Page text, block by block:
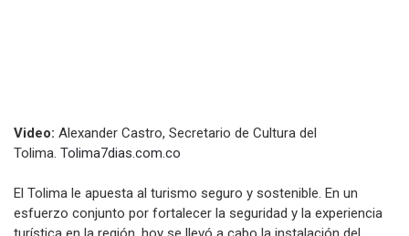
Video: Alexander Castro, Secretario de Cultura del
Tolima. Tolima7dias.com.co
El Tolima le apuesta al turismo seguro y sostenible. En un
esfuerzo conjunto por fortalecer la seguridad y la experiencia